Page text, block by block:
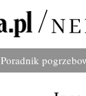
Poradnik